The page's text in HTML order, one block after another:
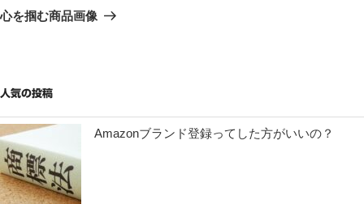
ゲ
ン
稿
の
心を掴む商品画像
人気の投稿
Amazonブランド登録ってした方がいいの？